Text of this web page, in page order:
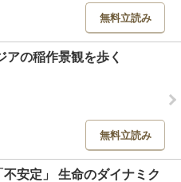
無料立読み
アの稲作景観を歩く
無料立読み
安定」 生命のダイナミク